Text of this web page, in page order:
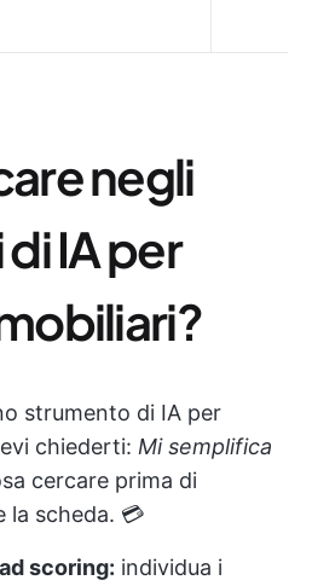
negli
IA per
strumento di IA per
chiederti: Mi semplifica
cercare prima di
la scheda. 💳
scoring: individua i